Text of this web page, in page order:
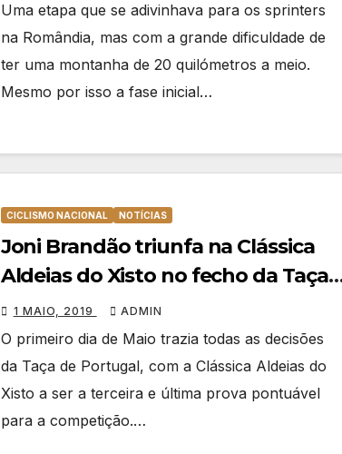
Uma etapa que se adivinhava para os sprinters
na Romândia, mas com a grande dificuldade de
ter uma montanha de 20 quilómetros a meio.
Mesmo por isso a fase inicial…
CICLISMO NACIONAL NOTÍCIAS
Joni Brandão triunfa na Clássica
Aldeias do Xisto no fecho da Taça
de Portugal
1 MAIO, 2019 ADMIN
O primeiro dia de Maio trazia todas as decisões
da Taça de Portugal, com a Clássica Aldeias do
Xisto a ser a terceira e última prova pontuável
para a competição.…